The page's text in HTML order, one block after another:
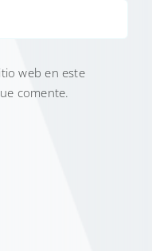
web en este
comente.